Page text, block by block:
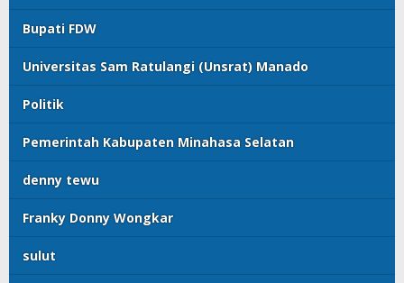
Bupati FDW
Universitas Sam Ratulangi (Unsrat) Manado
Politik
Pemerintah Kabupaten Minahasa Selatan
denny tewu
Franky Donny Wongkar
sulut